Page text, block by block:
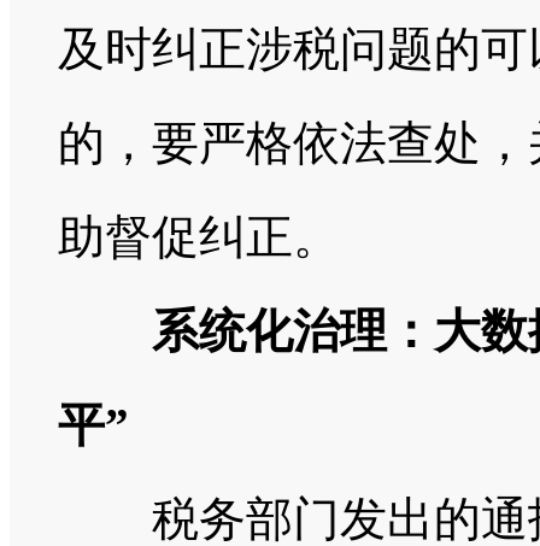
及时纠正涉税问题的
的，要严格依法查处
助督促纠正。
系统化治理：大数
平”
税务部门发出的通